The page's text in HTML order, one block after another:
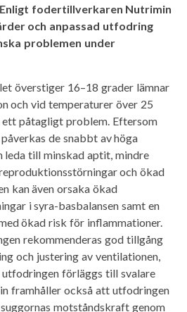
fodertillverkaren Nutrimin
och anpassad utfodring
problemen under
överstiger 16–18 grader lämnar
och vid temperaturer över 25
påtagligt problem. Eftersom
de snabbt av höga
leda till minskad aptit, mindre
och ökad
kan även orsaka ökad
i syra-basbalansen samt en
ökad risk för inflammationer.
rekommenderas god tillgång
och justering av ventilationen,
förläggs till svalare
framhåller också att utfodringen
motståndskraft genom